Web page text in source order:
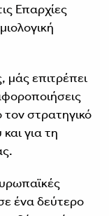
Επαρχίες
μάς επιτρέπει
στρατηγικό
για τη
ένα δεύτερο